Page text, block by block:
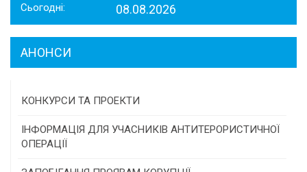
Сьогодні: 08.08.2026
АНОНСИ
КОНКУРСИ ТА ПРОЕКТИ
Конкурс проектів та програм місцевого
самоврядування
ІНФОРМАЦІЯ ДЛЯ УЧАСНИКІВ АНТИТЕРОРИСТИЧНОЇ
ОПЕРАЦІЇ